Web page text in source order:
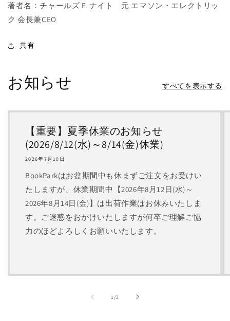
著者名：チャールズ F. ナイト 元 エマソン・エレクトリッ
ク 会長兼CEO
共有
お知らせ すべてを表示する
【重要】夏季休業のお知らせ
(2026/8/12(水)～8/14(金)休業)
2026年7月10日
BookParkはお盆期間中も休まずご注文をお受けい
たしますが、休業期間中【2026年8月12日(水)～
2026年8月14日(金)】は出荷作業はお休みいたしま
す。ご迷惑をおかけいたしますが何卒ご理解ご協
力のほどよろしくお願いいたします。
1/の
3